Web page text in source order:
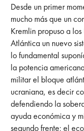
Desde un primer
mucho más que un
Kremlin propuso a
Atlántica un nuevo
lo fundamental
la potencia
militar el bloque
ucraniana, es decir
defendiendo la
ayuda económica y
segundo frente: el